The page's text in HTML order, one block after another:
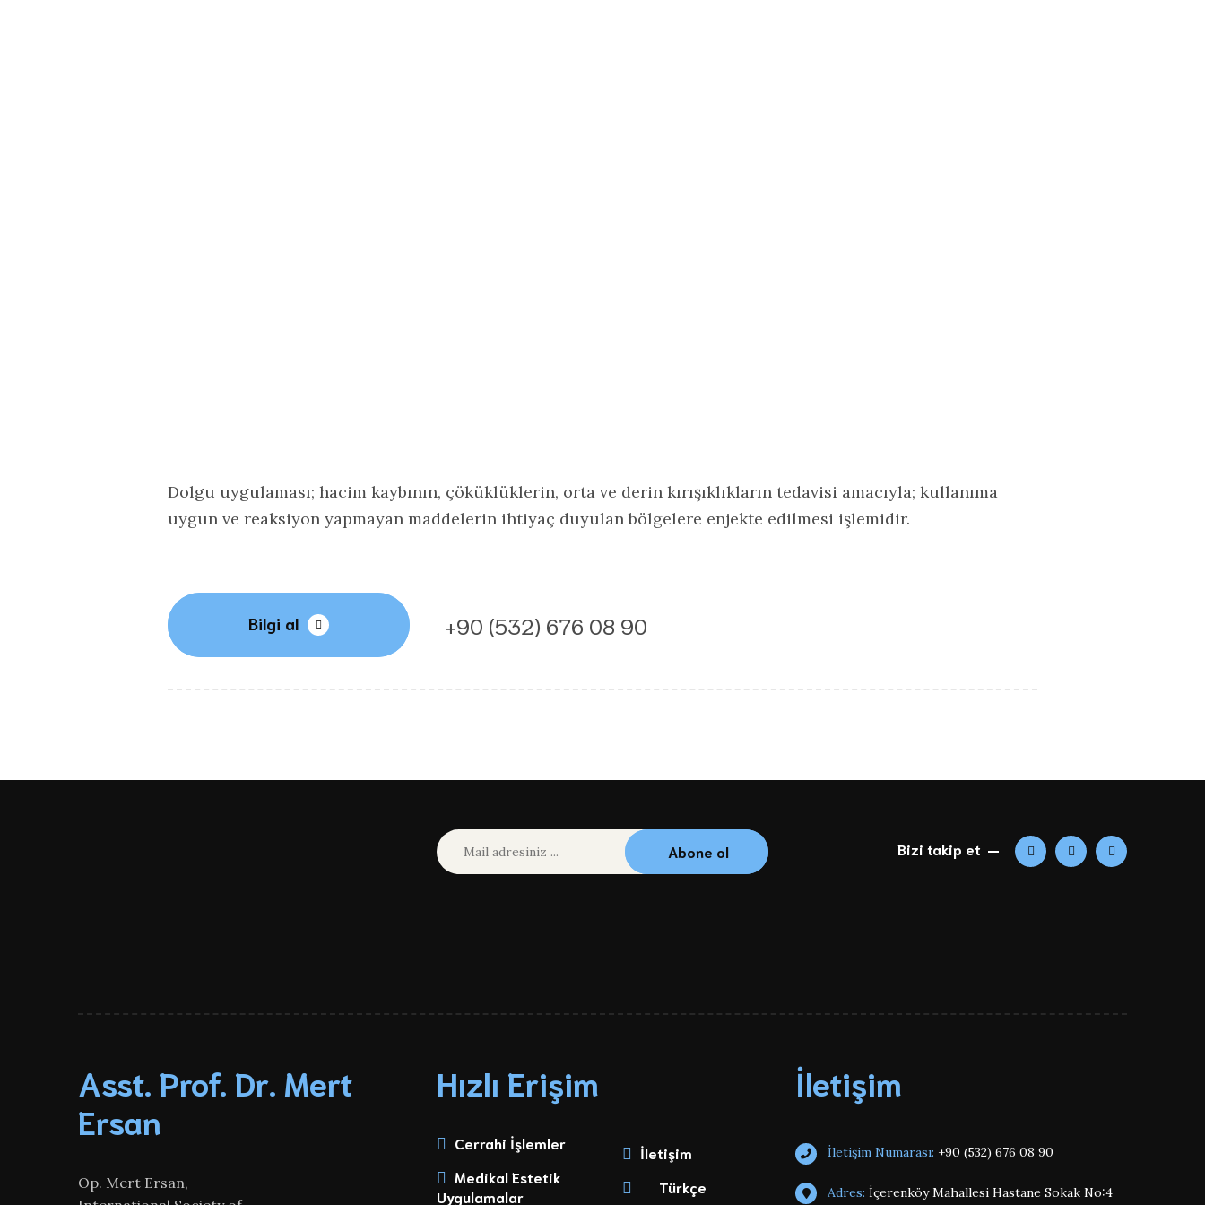
Dolgu uygulaması; hacim kaybının, çöküklüklerin, orta ve derin kırışıklıkların tedavisi amacıyla; kullanıma
uygun ve reaksiyon yapmayan maddelerin ihtiyaç duyulan bölgelere enjekte edilmesi işlemidir.
Bilgi al +‭90 (532) 676 08 90
Abone ol Bizi takip et
Asst. Prof. Dr. Mert
Ersan
Op. Mert Ersan,
Hızlı Erişim
Cerrahi İşlemler
Medikal Estetik
Uygulamalar
İletişim
Türkçe
İletişim
İletişim Numarası: ‭+90 (532) 676 08 90‬
Adres: İçerenköy Mahallesi Hastane Sokak No:4